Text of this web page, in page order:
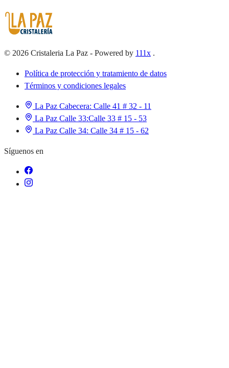
© 2026 Cristaleria La Paz - Powered by 111x .
Política de protección y tratamiento de datos
Términos y condiciones legales
La Paz Cabecera: Calle 41 # 32 - 11
La Paz Calle 33:Calle 33 # 15 - 53
La Paz Calle 34: Calle 34 # 15 - 62
Síguenos en